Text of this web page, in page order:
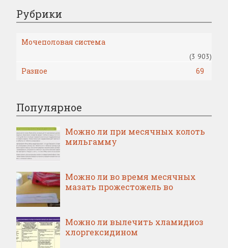
Рубрики
Мочеполовая система
(3 903)
Разное 69
Популярное
Можно ли при месячных колоть
мильгамму
Можно ли во время месячных
мазать прожестожель во
Можно ли вылечить хламидиоз
хлоргексидином